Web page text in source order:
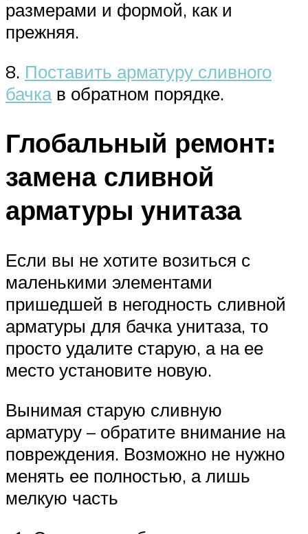
размерами и формой, как и
прежняя.
8. Поставить арматуру сливного
бачкав обратном порядке.
Глобальный ремонт:
замена сливной
арматуры унитаза
Если вы не хотите возиться с
маленькими элементами
пришедшей в негодность сливной
арматуры для бачка унитаза, то
просто удалите старую, а на ее
место установите новую.
Вынимая старую сливную
арматуру – обратите внимание на
повреждения. Возможно не нужно
менять ее полностью, а лишь
мелкую часть